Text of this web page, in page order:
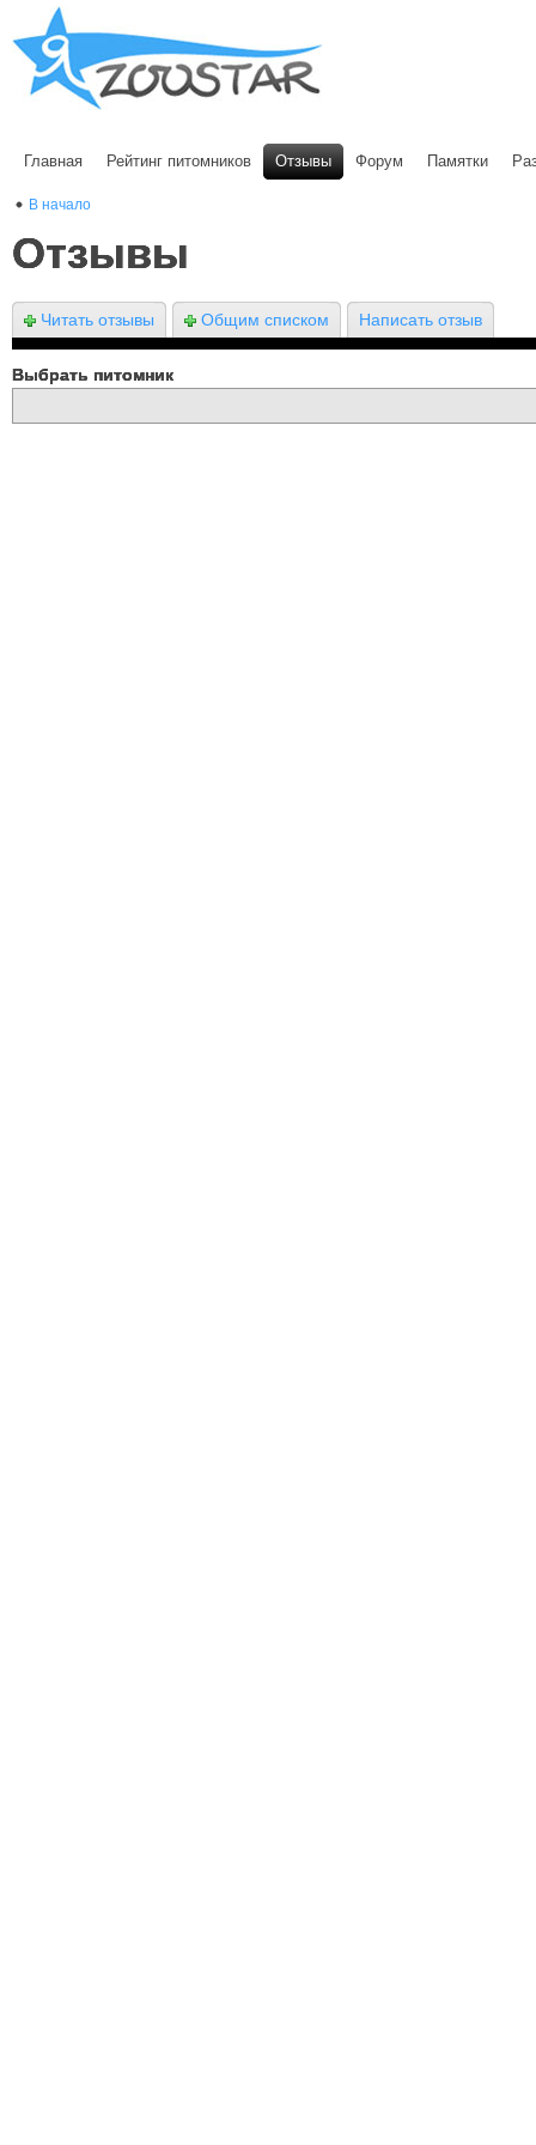
Главная Рейтинг питомников Отзывы Форум Памятки
В начало
Отзывы
Читать отзывы Общим списком Написать отзыв
Выбрать питомник